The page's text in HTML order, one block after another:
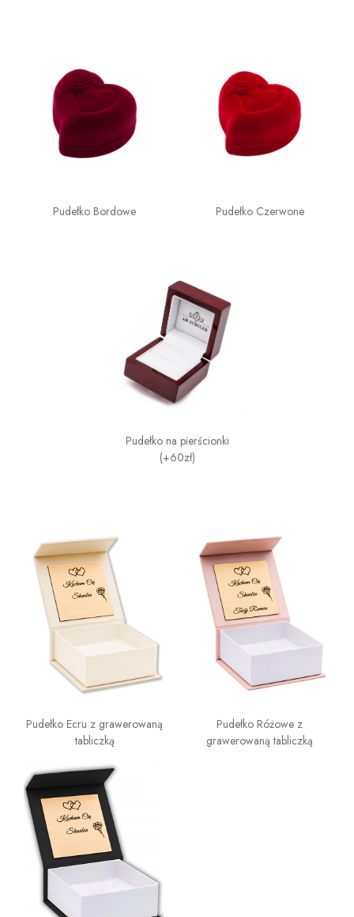
Pudełko Bordowe Pudełko Czerwone
Pudełko na pierścionki
(+60zł)
Pudełko Ecru z grawerowaną
tabliczką
Pudełko Różowe z
grawerowaną tabliczką